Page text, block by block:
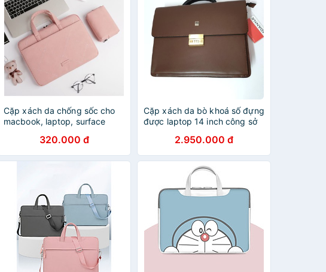
Cặp xách da chống sốc cho
macbook, laptop, surface
320.000 đ
Cặp xách da bò khoá số đựng
được laptop 14 inch công sở
2.950.000 đ